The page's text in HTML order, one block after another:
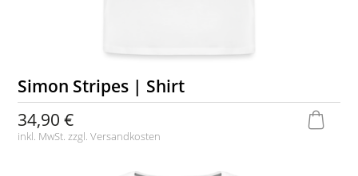
Simon Stripes | Shirt
34,90 €
inkl. MwSt. zzgl.Versandkosten